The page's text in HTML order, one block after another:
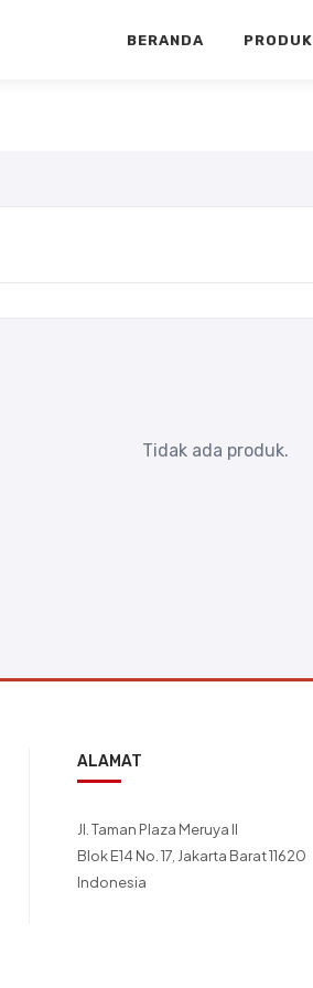
BERANDA PRODUK
Tidak ada produk.
ALAMAT
Jl. Taman Plaza Meruya II
Blok E14 No. 17, Jakarta Barat 11620
Indonesia